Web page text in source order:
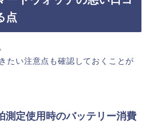
点
たい注意点も確認しておくことが
測定使用時のバッテリー消費